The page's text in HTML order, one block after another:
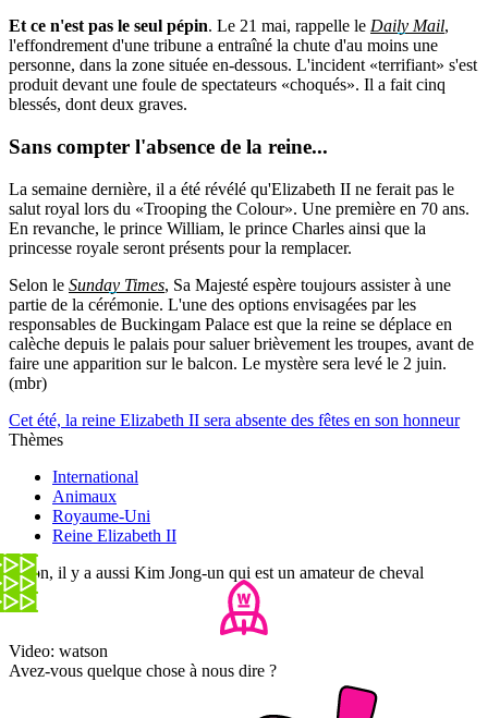
Et ce n'est pas le seul pépin. Le 21 mai, rappelle le Daily Mail,
l'effondrement d'une tribune a entraîné la chute d'au moins une
personne, dans la zone située en-dessous. L'incident «terrifiant» s'est
produit devant une foule de spectateurs «choqués». Il a fait cinq
blessés, dont deux graves.
Sans compter l'absence de la reine...
La semaine dernière, il a été révélé qu'Elizabeth II ne ferait pas le
salut royal lors du «Trooping the Colour». Une première en 70 ans.
En revanche, le prince William, le prince Charles ainsi que la
princesse royale seront présents pour la remplacer.
Selon le Sunday Times, Sa Majesté espère toujours assister à une
partie de la cérémonie. L'une des options envisagées par les
responsables de Buckingam Palace est que la reine se déplace en
calèche depuis le palais pour saluer brièvement les troupes, avant de
faire une apparition sur le balcon. Le mystère sera levé le 2 juin.
(mbr)
Cet été, la reine Elizabeth II sera absente des fêtes en son honneur
Thèmes
International
Animaux
Royaume-Uni
Reine Elizabeth II
Sinon, il y a aussi Kim Jong-un qui est un amateur de cheval
Video: watson
Avez-vous quelque chose à nous dire ?